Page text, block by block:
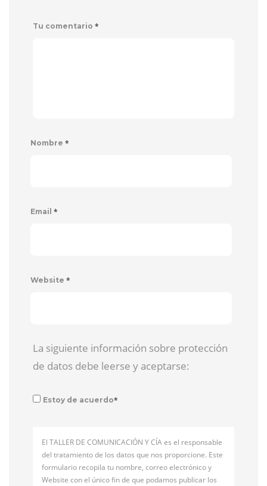
Tu comentario *
Nombre *
Email *
Website *
La siguiente información sobre protección
de datos debe leerse y aceptarse:
Estoy de acuerdo*
El TALLER DE COMUNICACIÓN Y CÍA es el responsable
del tratamiento de los datos que nos proporcione. Este
formulario recopila tu nombre, correo electrónico y
Website con el único fin de que podamos publicar los